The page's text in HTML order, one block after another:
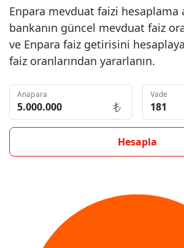
Enpara mevduat faizi hesaplama
bankanın güncel mevduat faiz
ve Enpara faiz getirisini
faiz oranlarından yararlanın.
Anapara Vade
Hesapla